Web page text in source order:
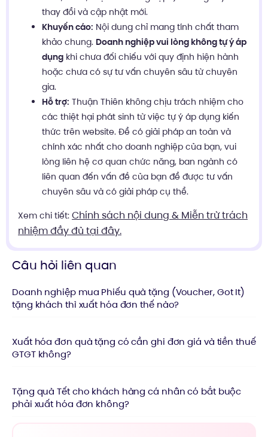
thay đổi và cập nhật mới.
Khuyến cáo: Nội dung chỉ mang tính chất tham
khảo chung. Doanh nghiệp vui lòng không tự ý áp
dụng khi chưa đối chiếu với quy định hiện hành
hoặc chưa có sự tư vấn chuyên sâu từ chuyên
gia.
Hỗ trợ: Thuận Thiên không chịu trách nhiệm cho
các thiệt hại phát sinh từ việc tự ý áp dụng kiến
thức trên website. Để có giải pháp an toàn và
chính xác nhất cho doanh nghiệp của bạn, vui
lòng liên hệ cơ quan chức năng, ban ngành có
liên quan đến vấn đề của bạn để được tư vấn
chuyên sâu và có giải pháp cụ thể.
Xem chi tiết: Chính sách nội dung & Miễn trừ trách
nhiệm đầy đủ tại đây.
Câu hỏi liên quan
Doanh nghiệp mua Phiếu quà tặng (Voucher, Got It)
tặng khách thì xuất hóa đơn thế nào?
Xuất hóa đơn quà tặng có cần ghi đơn giá và tiền thuế
GTGT không?
Tặng quà Tết cho khách hàng cá nhân có bắt buộc
phải xuất hóa đơn không?